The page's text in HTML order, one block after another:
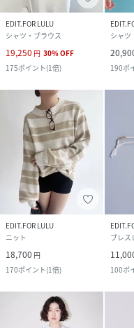
EDIT.FOR LULU
シャツ・ブラウス
19,250 円 30%OFF
175ポイント(1倍)
シャツ
190ポ
EDIT.FOR LULU
ニット
18,700 円
170ポイント(1倍)
ブレス
100ポ